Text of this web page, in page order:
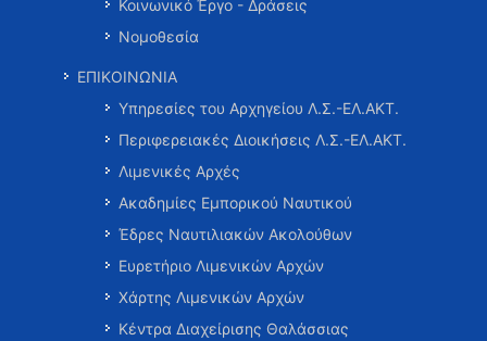
Κοινωνικό Έργο - Δράσεις
Νομοθεσία
ΕΠΙΚΟΙΝΩΝΙΑ
Υπηρεσίες του Αρχηγείου Λ.Σ.-ΕΛ.ΑΚΤ.
Περιφερειακές Διοικήσεις Λ.Σ.-ΕΛ.ΑΚΤ.
Λιμενικές Αρχές
Ακαδημίες Εμπορικού Ναυτικού
Έδρες Ναυτιλιακών Ακολούθων
Ευρετήριο Λιμενικών Αρχών
Χάρτης Λιμενικών Αρχών
Κέντρα Διαχείρισης Θαλάσσιας